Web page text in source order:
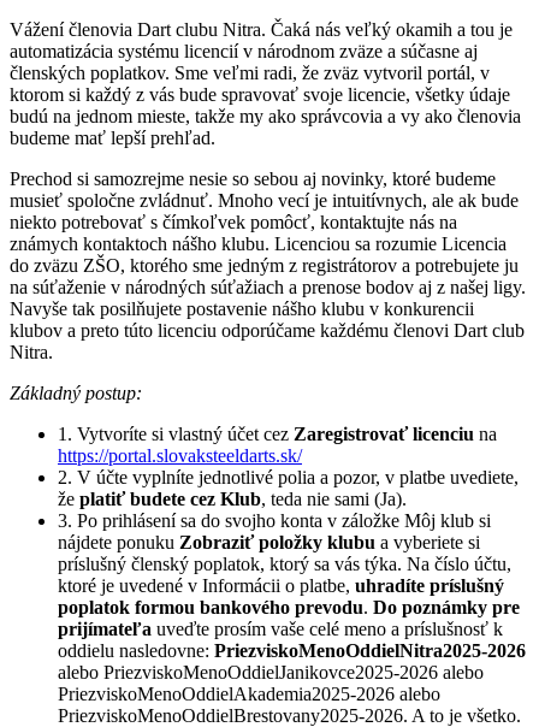
Vážení členovia Dart clubu Nitra. Čaká nás veľký okamih a tou je
automatizácia systému licencií v národnom zväze a súčasne aj
členských poplatkov. Sme veľmi radi, že zväz vytvoril portál, v
ktorom si každý z vás bude spravovať svoje licencie, všetky údaje
budú na jednom mieste, takže my ako správcovia a vy ako členovia
budeme mať lepší prehľad.
Prechod si samozrejme nesie so sebou aj novinky, ktoré budeme
musieť spoločne zvládnuť. Mnoho vecí je intuitívnych, ale ak bude
niekto potrebovať s čímkoľvek pomôcť, kontaktujte nás na
známych kontaktoch nášho klubu. Licenciou sa rozumie Licencia
do zväzu ZŠO, ktorého sme jedným z registrátorov a potrebujete ju
na súťaženie v národných súťažiach a prenose bodov aj z našej ligy.
Navyše tak posilňujete postavenie nášho klubu v konkurencii
klubov a preto túto licenciu odporúčame každému členovi Dart club
Nitra.
Základný postup:
1. Vytvoríte si vlastný účet cez Zaregistrovať licenciu na
https://portal.slovaksteeldarts.sk/
2. V účte vyplníte jednotlivé polia a pozor, v platbe uvediete,
že platiť budete cez Klub, teda nie sami (Ja).
3. Po prihlásení sa do svojho konta v záložke Môj klub si
nájdete ponuku Zobraziť položky klubu a vyberiete si
príslušný členský poplatok, ktorý sa vás týka. Na číslo účtu,
ktoré je uvedené v Informácii o platbe, uhradíte príslušný
poplatok formou bankového prevodu. Do poznámky pre
prijímateľa uveďte prosím vaše celé meno a príslušnosť k
oddielu nasledovne: PriezviskoMenoOddielNitra2025-2026
alebo PriezviskoMenoOddielJanikovce2025-2026 alebo
PriezviskoMenoOddielAkademia2025-2026 alebo
PriezviskoMenoOddielBrestovany2025-2026. A to je všetko.